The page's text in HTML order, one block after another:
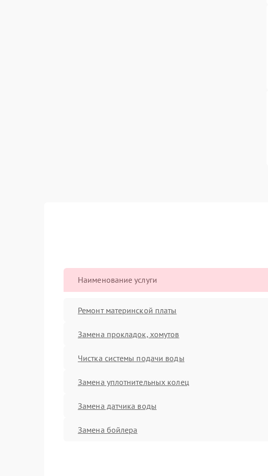
Наименование услуги
Ремонт материнской платы
Замена прокладок, хомутов
Чистка системы подачи воды
Замена уплотнительных колец
Замена датчика воды
Замена бойлера